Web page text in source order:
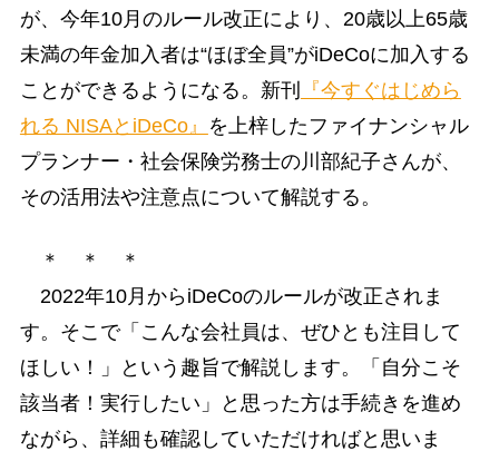
が、今年10月のルール改正により、20歳以上65歳
未満の年金加入者は“ほぼ全員”がiDeCoに加入する
ことができるようになる。新刊
『今すぐはじめら
れる NISAとiDeCo』
を上梓したファイナンシャル
プランナー・社会保険労務士の川部紀子さんが、
その活用法や注意点について解説する。
＊ ＊ ＊
2022年10月からiDeCoのルールが改正されま
す。そこで「こんな会社員は、ぜひとも注目して
ほしい！」という趣旨で解説します。「自分こそ
該当者！実行したい」と思った方は手続きを進め
ながら、詳細も確認していただければと思いま